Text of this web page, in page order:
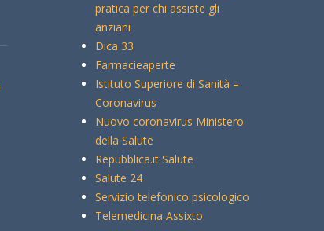
pratica per chi assiste gli
anziani
Dica 33
Farmacieaperte
Istituto Superiore di Sanità –
Coronavirus
Nuovo coronavirus Ministero
della Salute
Repubblica.it Salute
Salute 24
Servizio telefonico psicologico
Telemedicina Assixto